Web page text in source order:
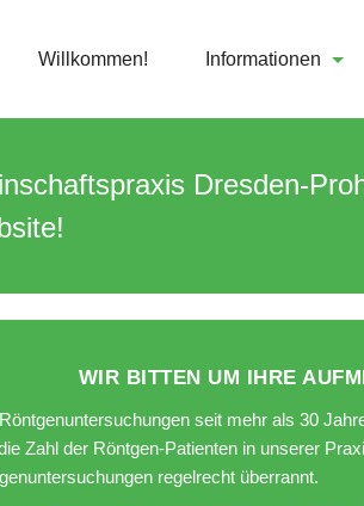
Dresden-Prohlis
Willkommen! Informationen
Dresden-
WIR BITTEN UM IHRE
seit mehr als 30
Zahl der Röntgen-Patienten in unserer
regelrecht überrannt.